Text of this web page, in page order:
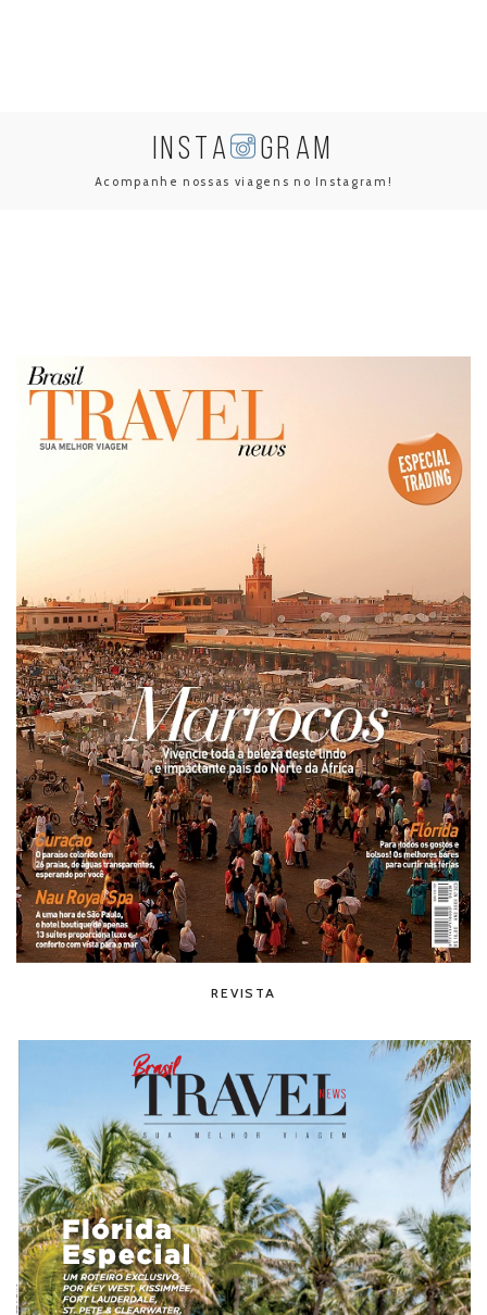
INSTA GRAM
Acompanhe nossas viagens no Instagram!
REVISTA